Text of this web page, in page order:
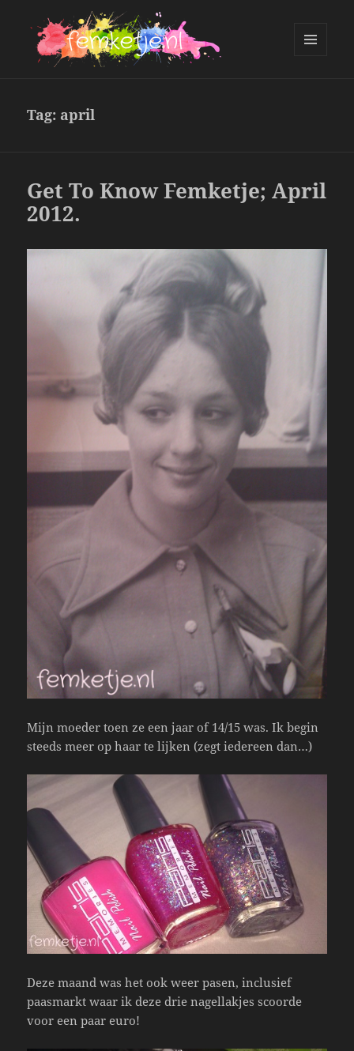
Tag: april
Get To Know Femketje; April
2012.
Mijn moeder toen ze een jaar of 14/15 was. Ik begin
steeds meer op haar te lijken (zegt iedereen dan…)
Deze maand was het ook weer pasen, inclusief
paasmarkt waar ik deze drie nagellakjes scoorde
voor een paar euro!